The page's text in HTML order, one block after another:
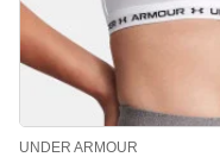
UNDER ARMOUR